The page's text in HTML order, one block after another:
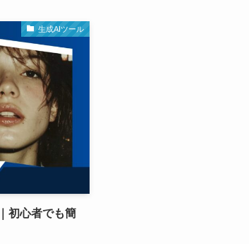
生成AIツール
初心者でも簡